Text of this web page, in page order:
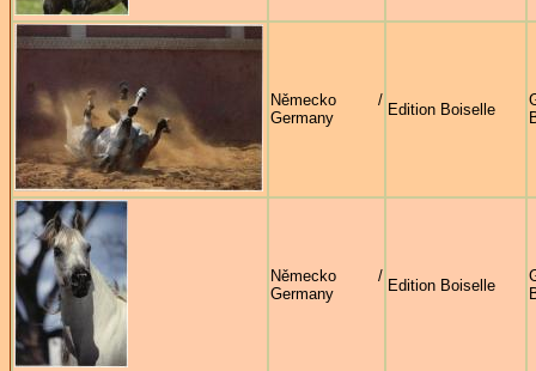
Německo /
Germany
Edition Boiselle
Německo /
Germany
Edition Boiselle